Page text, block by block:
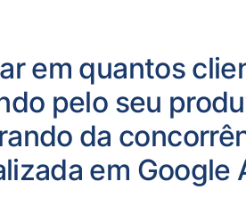
em quantos
pelo seu
da
em Google